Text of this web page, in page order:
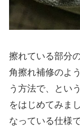
擦れている部分
角擦れ補修のよ
う方法で、とい
をはじめてみま
なっている仕様